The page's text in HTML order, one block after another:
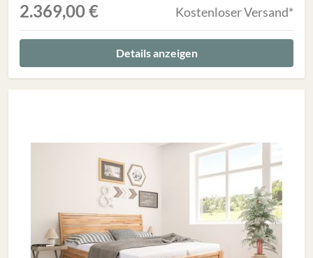
2.369,00 € Kostenloser Versand*
Details anzeigen